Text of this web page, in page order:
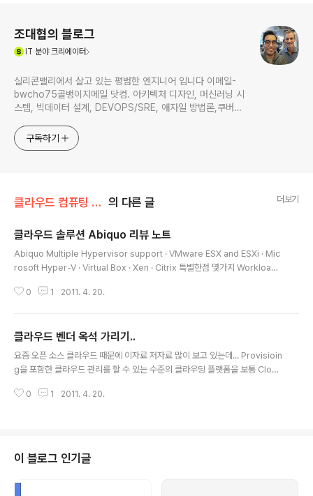
조대협의 블로그
IT 분야 크리에이터
실리콘밸리에서 살고 있는 평범한 엔지니어 입니다 이메일-
bwcho75골뱅이지메일 닷컴. 아키텍처 디자인, 머신러닝 시
스템, 빅데이터 설계, DEVOPS/SRE, 애자일 방법론,쿠버네
한 기술 멘토링과 강의 진행합니다. Linkedin :
https://www.linkedin.com/in/terrycho75/
구독하기
클라우드 컴퓨팅 & NoSQL/IaaS 클라우드 의 다른 글 더보기
클라우드 솔루션 Abiquo 리뷰 노트
Abiquo Multiple Hypervisor support · VMware ESX and ESXi · Mic
rosoft Hyper-V · Virtual Box · Xen · Citrix 특별한점 몇가지 Workload
orage Management 잘되는 것 처럼 보이시고 Resource Limit라는 기능
기능도 있고 구성 컴포넌트 Abiquo Core: Contains the bussiness logi
c ..
0 1 2011. 4. 20.
클라우드 벤더 옥석 가리기..
요즘 오픈 소스 클라우드 때문에 이자료 저자료 많이 보고 있는데... Provisioin
g을 포함한 클라우드 관리를 할 수 있는 수준의 클라우딩 플랫폼을 보통 Cloud
해서 기록 http://www.abiquo.com/files/white_paper_cloud_manag
Cloud.com은 Openstack을 기반으로한 아키텍쳐를 가지고 있고, Racks
0 1 2011. 4. 20.
이 블로그 인기글